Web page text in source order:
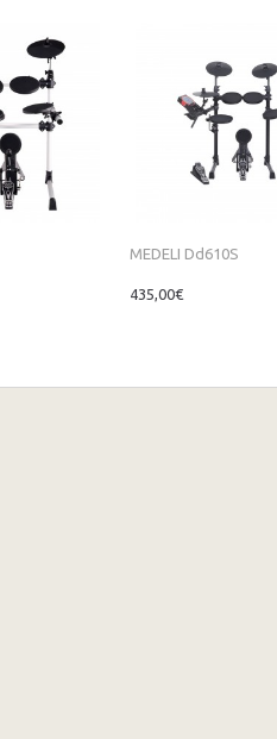
MEDELI Dd610S
435,00€